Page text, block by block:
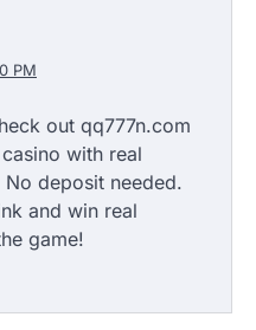
PM
out qq777n.com
with real
No deposit needed.
and win real
game!